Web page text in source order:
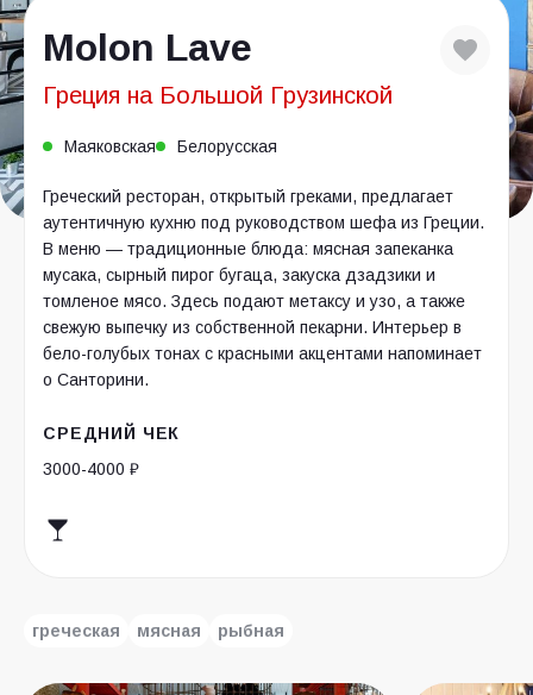
Molon Lave
Греция на Большой Грузинской
Маяковская Белорусская
Греческий ресторан, открытый греками, предлагает
аутентичную кухню под руководством шефа из Греции.
В меню — традиционные блюда: мясная запеканка
мусака, сырный пирог бугаца, закуска дзадзики и
томленое мясо. Здесь подают метаксу и узо, а также
свежую выпечку из собственной пекарни. Интерьер в
бело-голубых тонах с красными акцентами напоминает
о Санторини.
СРЕДНИЙ ЧЕК
3000-4000 ₽
греческая мясная рыбная